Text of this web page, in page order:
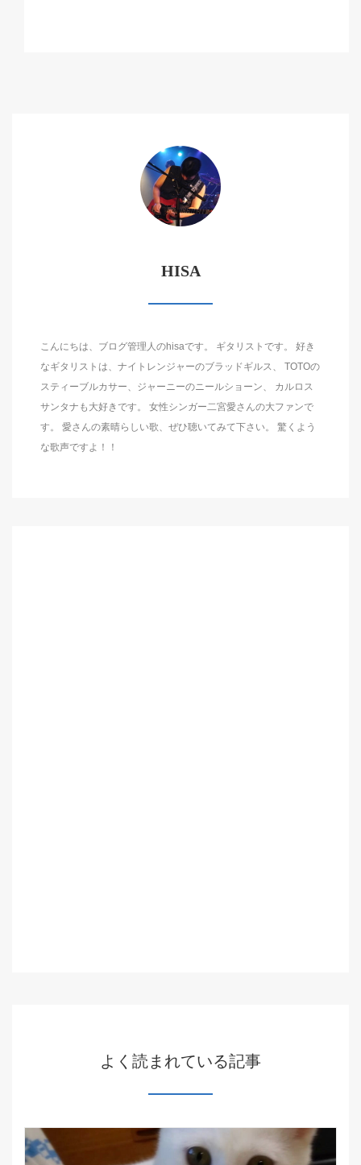
HISA
こんにちは、ブログ管理人のhisaです。 ギタリストです。 好き
なギタリストは、ナイトレンジャーのブラッドギルス、 TOTOの
スティーブルカサー、ジャーニーのニールショーン、 カルロス
サンタナも大好きです。 女性シンガー二宮愛さんの大ファンで
す。 愛さんの素晴らしい歌、ぜひ聴いてみて下さい。 驚くよう
な歌声ですよ！！
よく読まれている記事